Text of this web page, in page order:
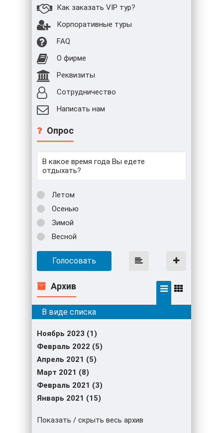
Как заказать VIP тур?
Корпоративные туры
FAQ
О фирме
Реквизиты
Сотрудничество
Написать нам
Опрос
В какое время года Вы едете
отдыхать?
Летом
Осенью
Зимой
Весной
Голосовать
Архив
Ноябрь 2023 (1)
Февраль 2022 (5)
Апрель 2021 (5)
Март 2021 (8)
Февраль 2021 (3)
Январь 2021 (15)
Показать / скрыть весь архив